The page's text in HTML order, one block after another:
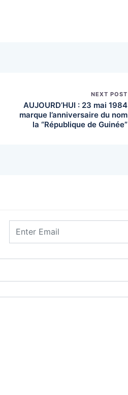
NEXT POST
AUJOURD’HUI : 23 mai 1984
marque l’anniversaire du nom
la “République de Guinée”